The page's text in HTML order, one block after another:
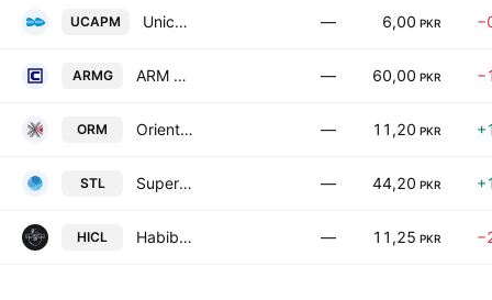
UCAPM Unicap Modaraba — 6,00 PKR
ARMG ARM Green Industries Limited — 60,00 PKR
ORM Orient Rental Modaraba — 11,20 PKR
STL Supernet Technologies Limited — 44,20 PKR
HICL Habib Insurance Co. Ltd. — 11,25 PKR